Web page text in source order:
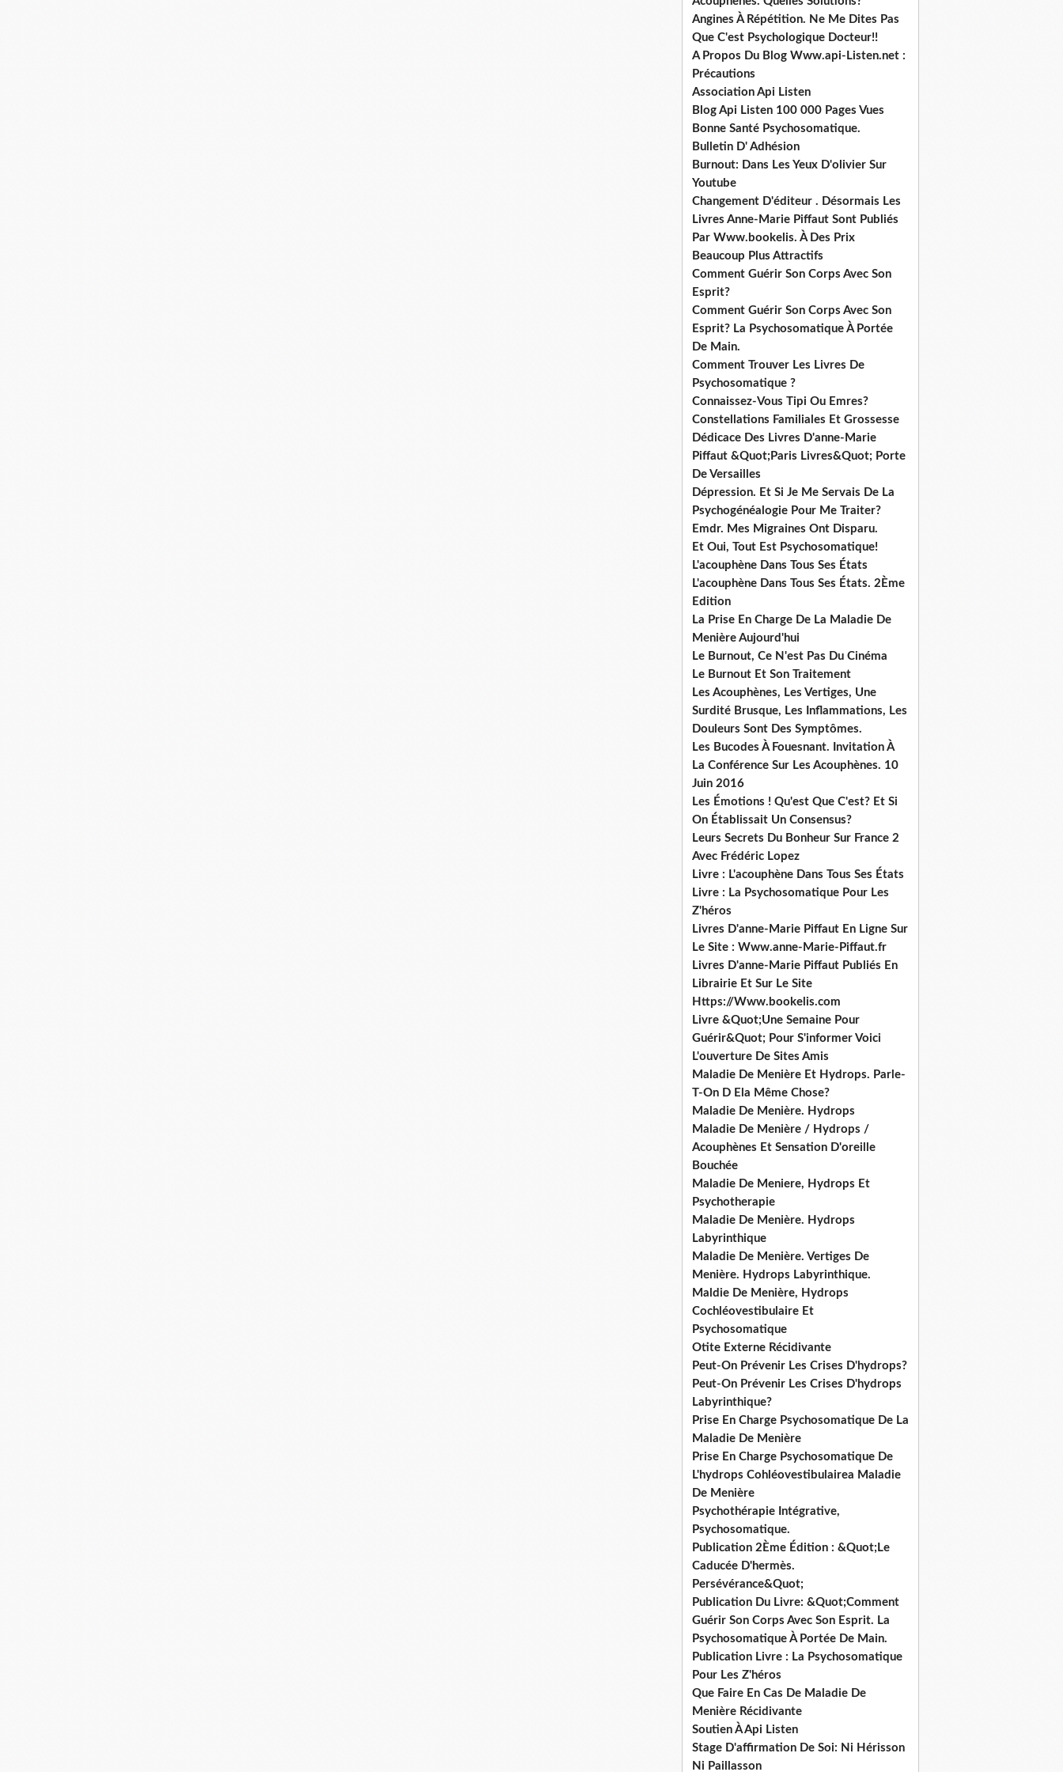
Angines À Répétition. Ne Me Dites Pas
Que C'est Psychologique Docteur!!
A Propos Du Blog Www.api-Listen.net :
Précautions
Association Api Listen
Blog Api Listen 100 000 Pages Vues
Bonne Santé Psychosomatique.
Bulletin D' Adhésion
Burnout: Dans Les Yeux D'olivier Sur
Youtube
Changement D'éditeur . Désormais Les
Livres Anne-Marie Piffaut Sont Publiés
Par Www.bookelis. À Des Prix
Beaucoup Plus Attractifs
Comment Guérir Son Corps Avec Son
Esprit?
Comment Guérir Son Corps Avec Son
Esprit? La Psychosomatique À Portée
De Main.
Comment Trouver Les Livres De
Psychosomatique ?
Connaissez-Vous Tipi Ou Emres?
Constellations Familiales Et Grossesse
Dédicace Des Livres D'anne-Marie
Piffaut &Quot;Paris Livres&Quot; Porte
De Versailles
Dépression. Et Si Je Me Servais De La
Psychogénéalogie Pour Me Traiter?
Emdr. Mes Migraines Ont Disparu.
Et Oui, Tout Est Psychosomatique!
L'acouphène Dans Tous Ses États
L'acouphène Dans Tous Ses États. 2Ème
Edition
La Prise En Charge De La Maladie De
Menière Aujourd'hui
Le Burnout, Ce N'est Pas Du Cinéma
Le Burnout Et Son Traitement
Les Acouphènes, Les Vertiges, Une
Surdité Brusque, Les Inflammations, Les
Douleurs Sont Des Symptômes.
Les Bucodes À Fouesnant. Invitation À
La Conférence Sur Les Acouphènes. 10
Juin 2016
Les Émotions ! Qu'est Que C'est? Et Si
On Établissait Un Consensus?
Leurs Secrets Du Bonheur Sur France 2
Avec Frédéric Lopez
Livre : L'acouphène Dans Tous Ses États
Livre : La Psychosomatique Pour Les
Z'héros
Livres D'anne-Marie Piffaut En Ligne Sur
Le Site : Www.anne-Marie-Piffaut.fr
Livres D'anne-Marie Piffaut Publiés En
Librairie Et Sur Le Site
Https://Www.bookelis.com
Livre &Quot;Une Semaine Pour
Guérir&Quot; Pour S'informer Voici
L'ouverture De Sites Amis
Maladie De Menière Et Hydrops. Parle-
T-On D Ela Même Chose?
Maladie De Menière. Hydrops
Maladie De Menière / Hydrops /
Acouphènes Et Sensation D'oreille
Bouchée
Maladie De Meniere, Hydrops Et
Psychotherapie
Maladie De Menière. Hydrops
Labyrinthique
Maladie De Menière. Vertiges De
Menière. Hydrops Labyrinthique.
Maldie De Menière, Hydrops
Cochléovestibulaire Et
Psychosomatique
Otite Externe Récidivante
Peut-On Prévenir Les Crises D'hydrops?
Peut-On Prévenir Les Crises D'hydrops
Labyrinthique?
Prise En Charge Psychosomatique De La
Maladie De Menière
Prise En Charge Psychosomatique De
L'hydrops Cohléovestibulairea Maladie
De Menière
Psychothérapie Intégrative,
Psychosomatique.
Publication 2Ème Édition : &Quot;Le
Caducée D'hermès.
Persévérance&Quot;
Publication Du Livre: &Quot;Comment
Guérir Son Corps Avec Son Esprit. La
Psychosomatique À Portée De Main.
Publication Livre : La Psychosomatique
Pour Les Z'héros
Que Faire En Cas De Maladie De
Menière Récidivante
Soutien À Api Listen
Stage D'affirmation De Soi: Ni Hérisson
Ni Paillasson